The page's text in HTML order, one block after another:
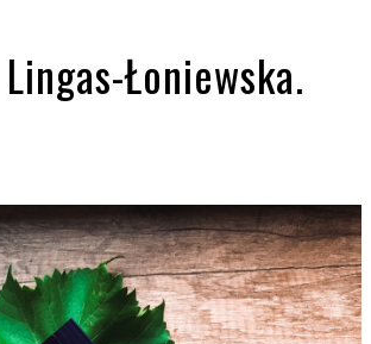
Łoniewska.